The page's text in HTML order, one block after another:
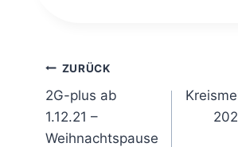
Beitragsnavigation
ZURÜCK
2G-plus ab
1.12.21 –
Weihnachtspause